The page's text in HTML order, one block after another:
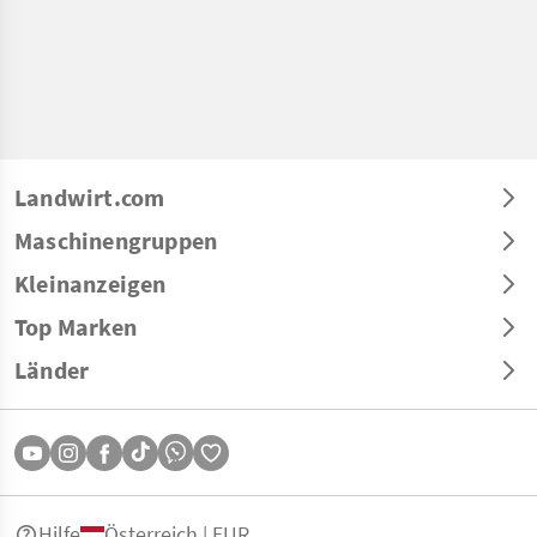
Landwirt.com
Maschinengruppen
Kleinanzeigen
Top Marken
Länder